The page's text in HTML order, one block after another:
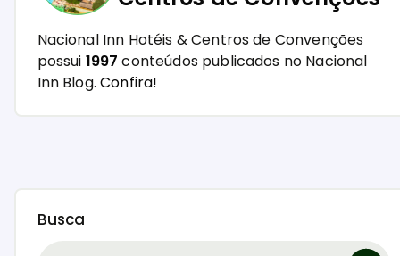
Nacional Inn Hotéis & Centros de Convenções
possui 1997 conteúdos publicados no Nacional
Inn Blog.Confira!
Busca